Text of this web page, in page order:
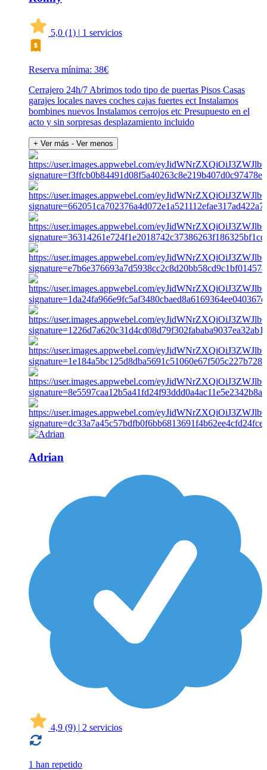
5,0 (1) | 1 servicios
Reserva mínima: 38€
Cerrajero 24h/7 Abrimos todo tipo de puertas Pisos Casas
garajes locales naves coches cajas fuertes ect Instalamos
bombines nuevos Instalamos cerrojos etc Presupuesto en el
acto y sin sorpresas desplazamiento incluido
+ Ver más - Ver menos
Adrian
4,9 (9) | 2 servicios
1 han repetido